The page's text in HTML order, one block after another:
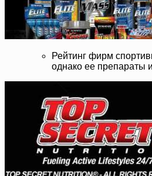
Рейтинг фирм
однако ее препараты